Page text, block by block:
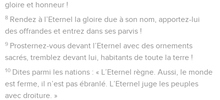
gloire et honneur !
8 Rendez à l’Eternel la gloire due à son nom, apportez-lui
des offrandes et entrez dans ses parvis !
9 Prosternez-vous devant l’Eternel avec des ornements
sacrés, tremblez devant lui, habitants de toute la terre !
10 Dites parmi les nations : « L’Eternel règne. Aussi, le monde
est ferme, il n’est pas ébranlé. L’Eternel juge les peuples
avec droiture. »